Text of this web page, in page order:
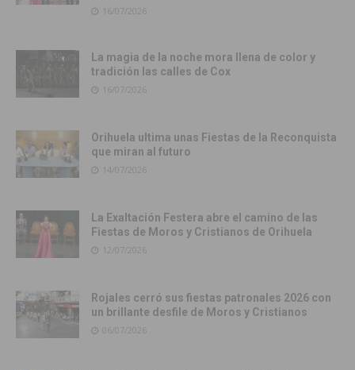
16/07/2026
La magia de la noche mora llena de color y
tradición las calles de Cox
16/07/2026
Orihuela ultima unas Fiestas de la Reconquista
que miran al futuro
14/07/2026
La Exaltación Festera abre el camino de las
Fiestas de Moros y Cristianos de Orihuela
12/07/2026
Rojales cerró sus fiestas patronales 2026 con
un brillante desfile de Moros y Cristianos
06/07/2026